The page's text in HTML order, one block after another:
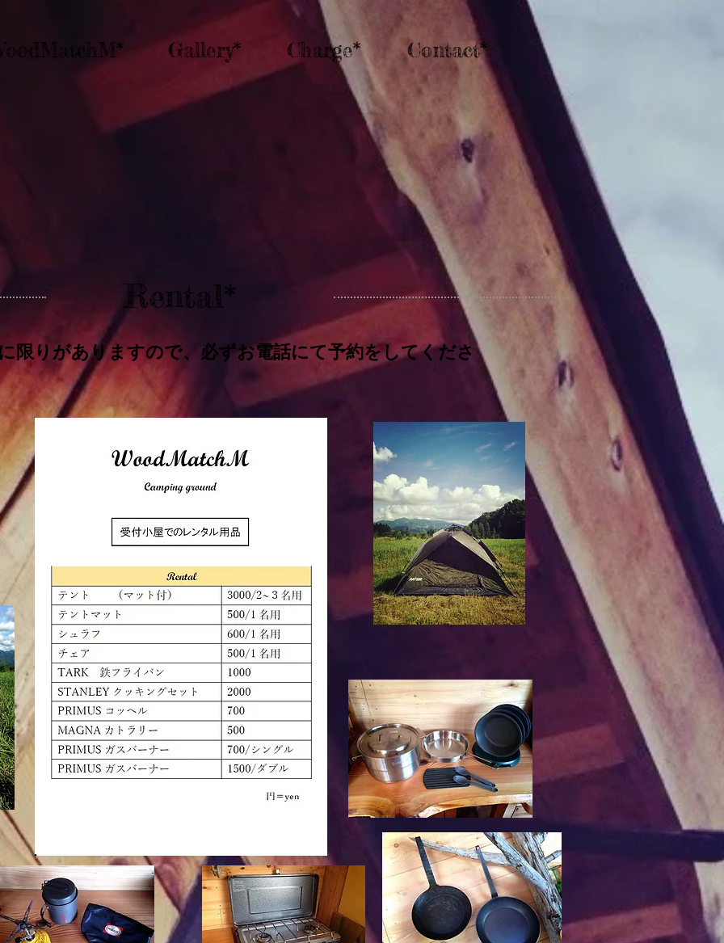
Gallery* Charge* Contact*
Rental*
限りがありますので、必ずお電話にて予約をしてくださ